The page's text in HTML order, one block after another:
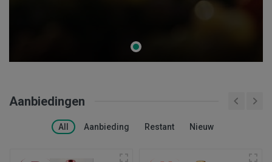
Aanbiedingen
All Aanbieding Restant Nieuw